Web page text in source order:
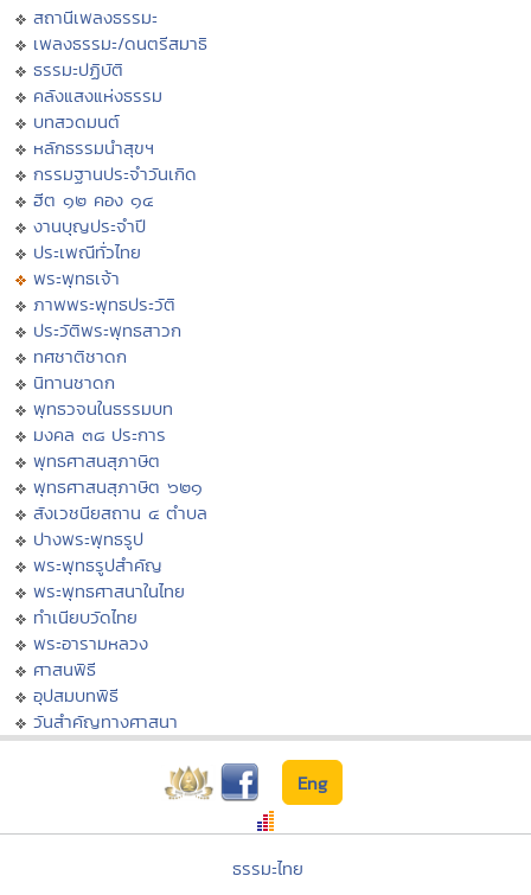
สถานีเพลงธรรมะ
เพลงธรรมะ/ดนตรีสมาธิ
ธรรมะปฏิบัติ
คลังแสงแห่งธรรม
บทสวดมนต์
หลักธรรมนำสุขฯ
กรรมฐานประจำวันเกิด
ฮีต ๑๒ คอง ๑๔
งานบุญประจำปี
ประเพณีทั่วไทย
พระพุทธเจ้า
ภาพพระพุทธประวัติ
ประวัติพระพุทธสาวก
ทศชาติชาดก
นิทานชาดก
พุทธวจนในธรรมบท
มงคล ๓๘ ประการ
พุทธศาสนสุภาษิต
พุทธศาสนสุภาษิต ๖๒๑
สังเวชนียสถาน ๔ ตำบล
ปางพระพุทธรูป
พระพุทธรูปสำคัญ
พระพุทธศาสนาในไทย
ทำเนียบวัดไทย
พระอารามหลวง
ศาสนพิธี
อุปสมบทพิธี
วันสำคัญทางศาสนา
Eng
ธรรมะไทย